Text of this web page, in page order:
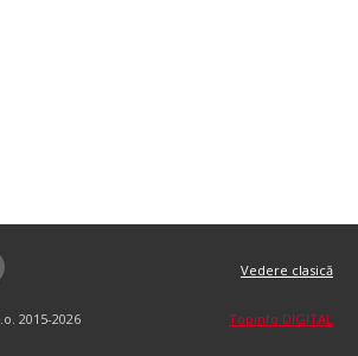
Vedere clasică
2015-2026 Topinfo DIGITAL